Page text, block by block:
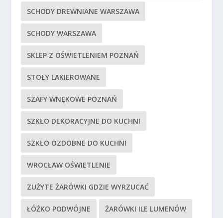
SCHODY DREWNIANE WARSZAWA
SCHODY WARSZAWA
SKLEP Z OŚWIETLENIEM POZNAŃ
STOŁY LAKIEROWANE
SZAFY WNĘKOWE POZNAŃ
SZKŁO DEKORACYJNE DO KUCHNI
SZKŁO OZDOBNE DO KUCHNI
WROCŁAW OŚWIETLENIE
ZUŻYTE ŻARÓWKI GDZIE WYRZUCAĆ
ŁÓŻKO PODWÓJNE ŻARÓWKI ILE LUMENÓW